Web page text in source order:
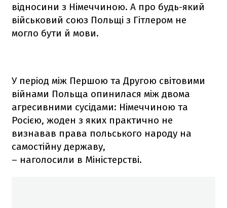
відносини з Німеччиною. А про будь-який
військовий союз Польщі з Гітлером не
могло бути й мови.
У період між Першою та Другою світовими
війнами Польща опинилася між двома
агресивними сусідами: Німеччиною та
Росією, жоден з яких практично не
визнавав права польського народу на
самостійну державу,
– наголосили в Міністерстві.